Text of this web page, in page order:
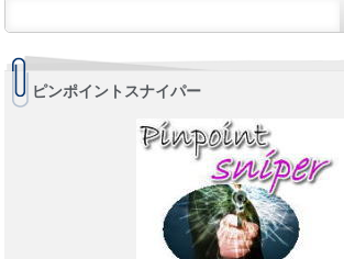
ピンポイントスナイパー